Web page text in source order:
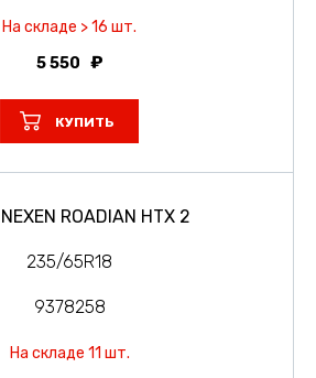
На складе > 16 шт.
5 550
КУПИТЬ
ROADIAN HTX 2
235/65R18
9378258
На складе 11 шт.